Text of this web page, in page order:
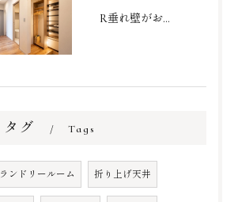
R垂れ壁がおしゃれなシューズクローク
タグ Tags
ランドリールーム 折り上げ天井